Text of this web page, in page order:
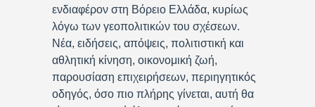
ενδιαφέρον στη Βόρειο Ελλάδα, κυρίως
λόγω των γεοπολιτικών του σχέσεων.
Νέα, ειδήσεις, απόψεις, πολιτιστική και
αθλητική κίνηση, οικονομική ζωή,
παρουσίαση επιχειρήσεων, περιηγητικός
οδηγός, όσο πιο πλήρης γίνεται, αυτή θα